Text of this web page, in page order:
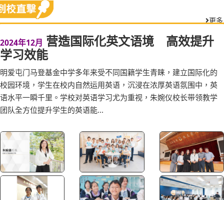
更多
2024年12月 营造国际化英文语境 高效提升
学习效能
明爱屯门马登基金中学多年来受不同国籍学生青睐，建立国际化的
校园环境，学生在校内自然运用英语，沉浸在浓厚英语氛围中，英
语水平一瞬千里。学校对英语学习尤为重视，朱婉仪校长带领教学
团队全方位提升学生的英语能...